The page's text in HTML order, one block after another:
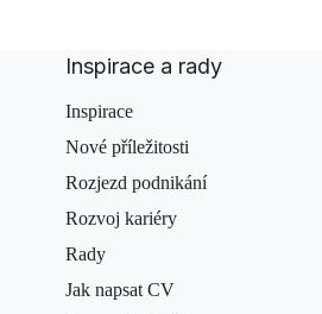
Inspirace a rady
Inspirace
Nové příležitosti
Rozjezd podnikání
Rozvoj kariéry
Rady
Jak napsat CV